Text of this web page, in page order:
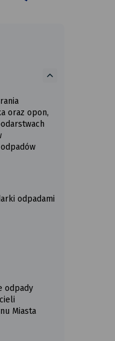
oraz opon,
odpadami
odpady
Miasta